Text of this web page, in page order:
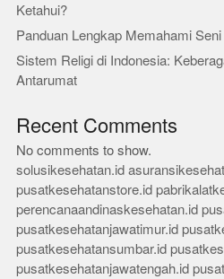
Ketahui?
Panduan Lengkap Memahami
Sistem Religi di Indonesia:
Antarumat
Recent Comments
No comments to show.
solusikesehatan.id
pusatkesehatanstore.id
perencanaandinaskesehatan.id
pusatkesehatanjawatimur.id
pusatkesehatansumbar.id
pusatkesehatanjawatengah.id